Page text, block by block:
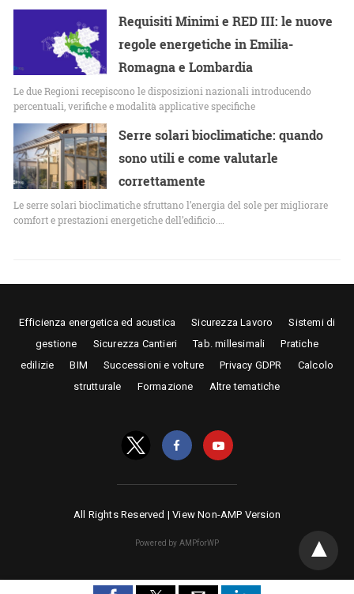
Requisiti Minimi e RED III: le nuove
regole energetiche in Emilia-
Romagna e Lombardia
Le due Regioni recepiscono le disposizioni nazionali introducendo
percentuali, verifiche e modalità applicative specifiche
Serre solari bioclimatiche: quando
sono utili e come valutarle
correttamente
Le serre solari bioclimatiche sfruttano l’energia del sole per migliorare
comfort e prestazioni energetiche dell’edificio.…
Efficienza energetica ed acustica Sicurezza Lavoro
Sistemi di
gestione
Sicurezza Cantieri Tab. millesimali
Pratiche
edilizie
BIM Successioni e volture Privacy GDPR
Calcolo
strutturale
Formazione Altre tematiche
All Rights Reserved |View Non-AMP Version
Powered by AMPforWP